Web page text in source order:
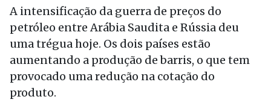
A intensificação da guerra de preços do
petróleo entre Arábia Saudita e Rússia deu
uma tréguahoje. Os dois países estão
aumentando a produção de barris, o que tem
provocado uma redução na cotação do
produto.